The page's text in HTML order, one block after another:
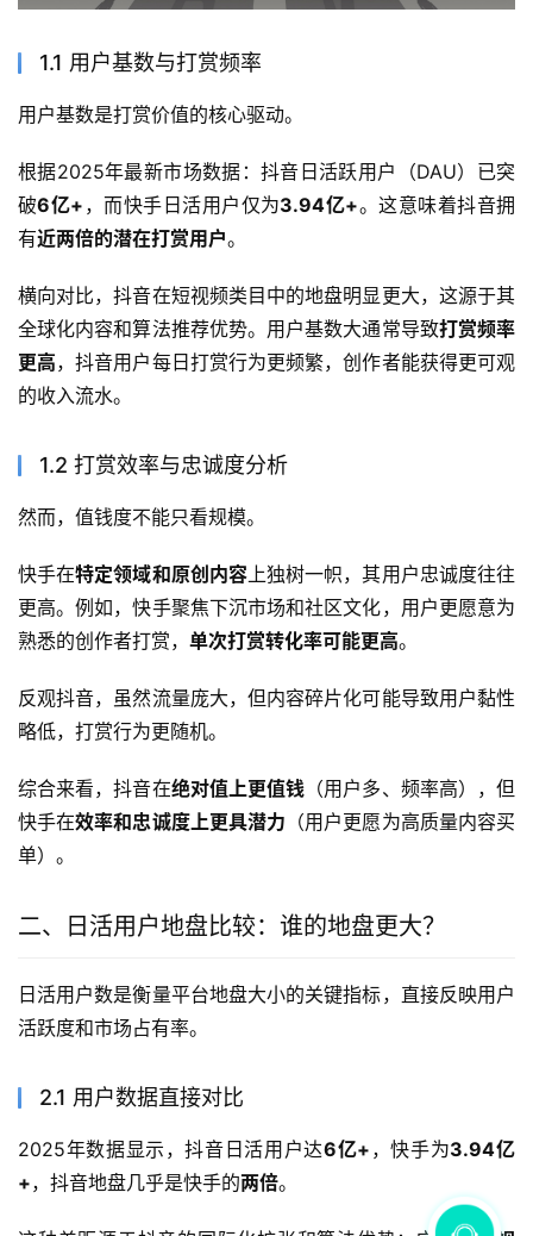
1.1 用户基数与打赏频率
用户基数是打赏价值的核心驱动。
根据2025年最新市场数据：抖音日活跃用户（DAU）已突
破6亿+ ，而快手日活用户仅为3.94亿+。这意味着抖音拥
有近两倍的潜在打赏用户。
横向对比，抖音在短视频类目中的地盘明显更大，这源于其
全球化内容和算法推荐优势。用户基数大通常导致打赏频率
更高，抖音用户每日打赏行为更频繁，创作者能获得更可观
的收入流水。
1.2 打赏效率与忠诚度分析
然而，值钱度不能只看规模。
快手在特定领域和原创内容上独树一帜，其用户忠诚度往往
更高。例如，快手聚焦下沉市场和社区文化，用户更愿意为
熟悉的创作者打赏， 单次打赏转化率可能更高。
反观抖音，虽然流量庞大，但内容碎片化可能导致用户黏性
略低，打赏行为更随机。
综合来看，抖音在绝对值上更值钱 （用户多、频率高），但
快手在效率和忠诚度上更具潜力 （用户更愿为高质量内容买
单）。
二、日活用户地盘比较：谁的地盘更大？
日活用户数是衡量平台地盘大小的关键指标，直接反映用户
活跃度和市场占有率。
2.1 用户数据直接对比
2025年数据显示，抖音日活用户达6亿+ ，快手为3.94亿
+，抖音地盘几乎是快手的两倍。